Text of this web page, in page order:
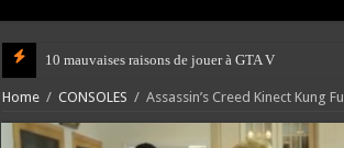
10 mauvaises raisons de jouer à GTA V
Home / CONSOLES / Assassin’s Creed Kinect Kung Fu